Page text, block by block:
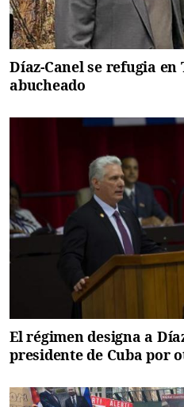
Díaz-Canel se refugia
abucheado
El régimen designa a
presidente de Cuba por